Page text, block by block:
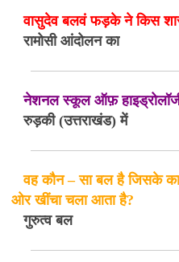
वासुदेव बलवं फड़के ने किस
रामोसी आंदोलन का
नेशनल स्कूल ऑफ़
रुड़की (उत्तराखंड) में
वह कौन – सा बल है जिसके
ओर खींचा चला आता है?
गुरुत्व बल